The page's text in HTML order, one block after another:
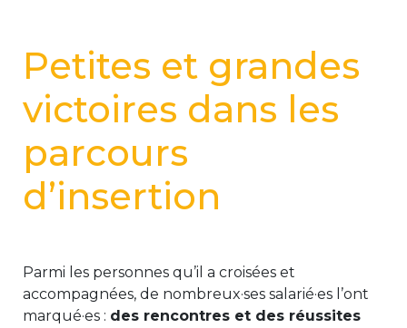
Petites et grandes
victoires dans les
parcours
d’insertion
Parmi les personnes qu’il a croisées et
accompagnées, de nombreux·ses salarié·es l’ont
marqué·es : des rencontres et des réussites